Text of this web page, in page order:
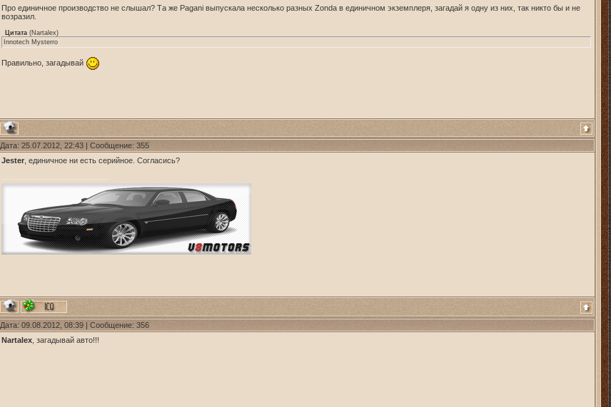
Про единичное производство не слышал? Та же Pagani выпускала несколько разных Zonda в единичном экземплеря, загадай я одну из них, так никто бы и не
возразил.
Цитата (Nartalex)
Innotech Mysterro
Правильно, загадывай
Дата: 25.07.2012, 22:43 | Сообщение: 355
Jester , единичное ни есть серийное. Согласись?
Дата: 09.08.2012, 08:39 | Сообщение: 356
Nartalex , загадывай авто!!!